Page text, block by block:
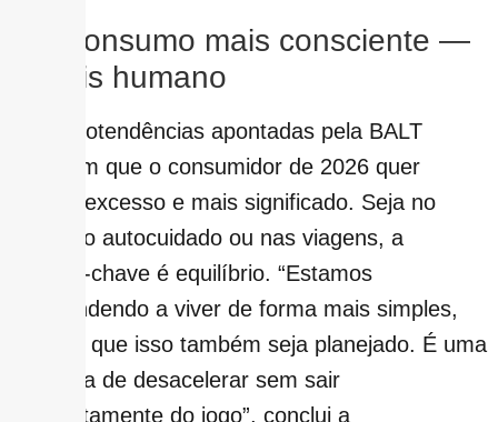
Um consumo mais consciente —
e mais humano
As microtendências apontadas pela BALT
mostram que o consumidor de 2026 quer
menos excesso e mais significado. Seja no
lazer, no autocuidado ou nas viagens, a
palavra-chave é equilíbrio. “Estamos
reaprendendo a viver de forma mais simples,
mesmo que isso também seja planejado. É uma
tentativa de desacelerar sem sair
completamente do jogo”, conclui a